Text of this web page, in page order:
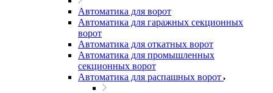
Автоматика для ворот
Автоматика для гаражных секционных
ворот
Автоматика для откатных ворот
Автоматика для промышленных
секционных ворот
Автоматика для распашных ворот